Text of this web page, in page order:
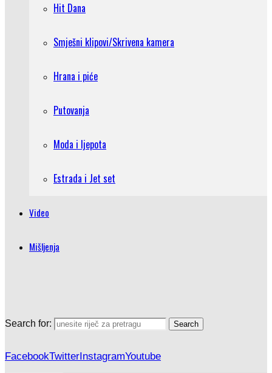
Hit Dana
Smješni klipovi/Skrivena kamera
Hrana i piće
Putovanja
Moda i ljepota
Estrada i Jet set
Video
Mišljenja
Search for: Search
FacebookTwitterInstagramYoutube